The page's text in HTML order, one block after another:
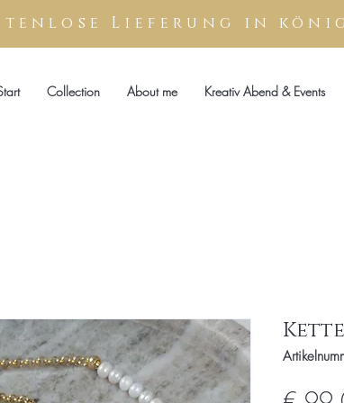
Collection About me Kreativ Abend & Events
Lieferung in